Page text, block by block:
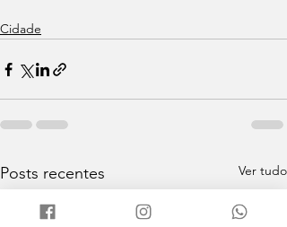
Cidade
Posts recentes Ver tudo